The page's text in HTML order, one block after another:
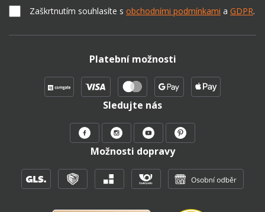
Zaškrtnutím souhlasíte s obchodními podmínkami a GDPR.
Platební možnosti
Sledujte nás
Možnosti dopravy